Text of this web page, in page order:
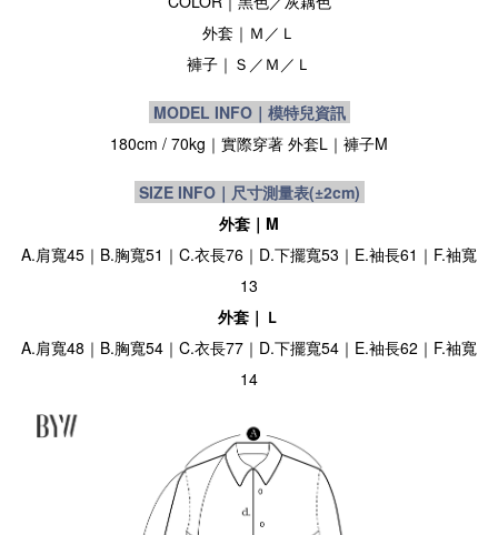
外套｜ Ｍ／Ｌ
褲子 ｜Ｓ／Ｍ／Ｌ
MODEL INFO｜模特兒資訊
180cm / 70kg｜實際穿著 外套L ｜ 褲子M
SIZE INFO｜尺寸測量表(±2cm)
外套｜M
A.肩寬45｜B.胸寬51｜C.衣長76｜D.下擺寬53｜E.袖長61｜F.袖寬
13
外套｜Ｌ
A.肩寬48｜B.胸寬54｜C.衣長77｜D.下擺寬54｜E.袖長62｜F.袖寬
14